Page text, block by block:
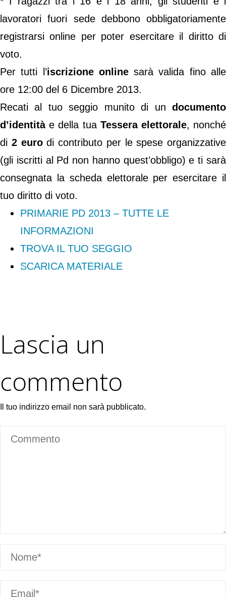
lavoratori fuori sede debbono obbligatoriamente
registrarsi online per poter esercitare il diritto di
voto.
Per tutti l’iscrizione onlinesarà valida fino alle
ore 12:00 del 6 Dicembre 2013.
Recati al tuo seggio munito di un documento
d’identitàe della tua Tessera elettorale, nonché
di 2 eurodi contributo per le spese organizzative
(gli iscritti al Pd non hanno quest’obbligo) e ti sarà
consegnata la scheda elettorale per esercitare il
tuo diritto di voto.
PRIMARIE PD 2013 – TUTTE LE
INFORMAZIONI
TROVA IL TUO SEGGIO
SCARICA MATERIALE
Lascia un
commento
Il tuo indirizzo email non sarà pubblicato.